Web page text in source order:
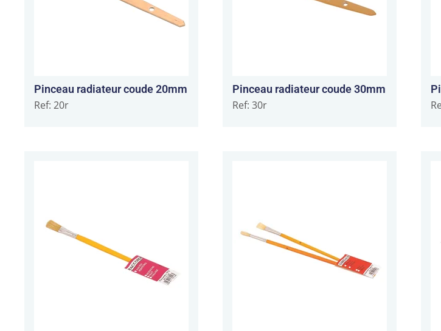
Pinceau radiateur coude 20mm
Ref: 20r
Pinceau radiateur coude 30mm
Ref: 30r